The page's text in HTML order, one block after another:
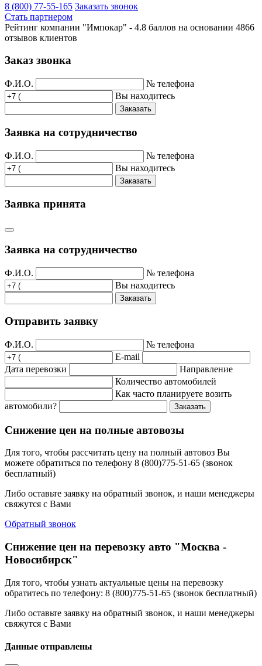
8 (800) 77-55-165 Заказать звонок
Стать партнером
Рейтинг компании "Импокар" - 4.8 баллов на основании 4866
отзывов клиентов
Заказ звонка
Ф.И.О.
№ телефона
Вы находитесь
Заказать
Заявка на сотрудничество
Ф.И.О.
№ телефона
Вы находитесь
Заказать
Заявка принята
Заявка на сотрудничество
Ф.И.О.
№ телефона
Вы находитесь
Заказать
Отправить заявку
Ф.И.О.
№ телефона
E-mail
Дата перевозки
Направление
Количество автомобилей
Как часто планируете возить
автомобили?
Заказать
Снижение цен на полные автовозы
Для того, чтобы рассчитать цену на полный автовоз Вы
можете обратиться по телефону 8 (800)775-51-65 (звонок
бесплатный)
Либо оставьте заявку на обратный звонок, и наши менеджеры
свяжутся с Вами
Обратный звонок
Снижение цен на перевозку авто "Москва -
Новосибирск"
Для того, чтобы узнать актуальные цены на перевозку
обратитесь по телефону: 8 (800)775-51-65 (звонок бесплатный)
Либо оставьте заявку на обратный звонок, и наши менеджеры
свяжутся с Вами
Данные отправлены